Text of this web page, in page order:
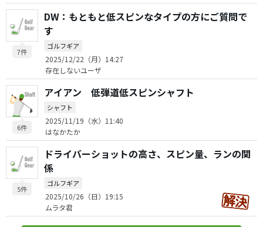
7件
DW：もともと低スピンなタイプの方にご質問で
す
ゴルフギア
2025/12/22（月）14:27
存在しないユーザ
6件
アイアン 低弾道低スピンシャフト
シャフト
2025/11/19（水）11:40
はなかたか
5件
ドライバーショットの高さ、スピン量、ランの関
係
ゴルフギア
2025/10/26（日）19:15
ムラタ君